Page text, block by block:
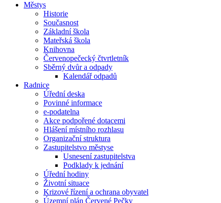
Městys
Historie
Současnost
Základní škola
Mateřská škola
Knihovna
Červenopečecký čtvrtletník
Sběrný dvůr a odpady
Kalendář odpadů
Radnice
Úřední deska
Povinné informace
e-podatelna
Akce podpořené dotacemi
Hlášení místního rozhlasu
Organizační struktura
Zastupitelstvo městyse
Usnesení zastupitelstva
Podklady k jednání
Úřední hodiny
Životní situace
Krizové řízení a ochrana obyvatel
Územní plán Červené Pečky